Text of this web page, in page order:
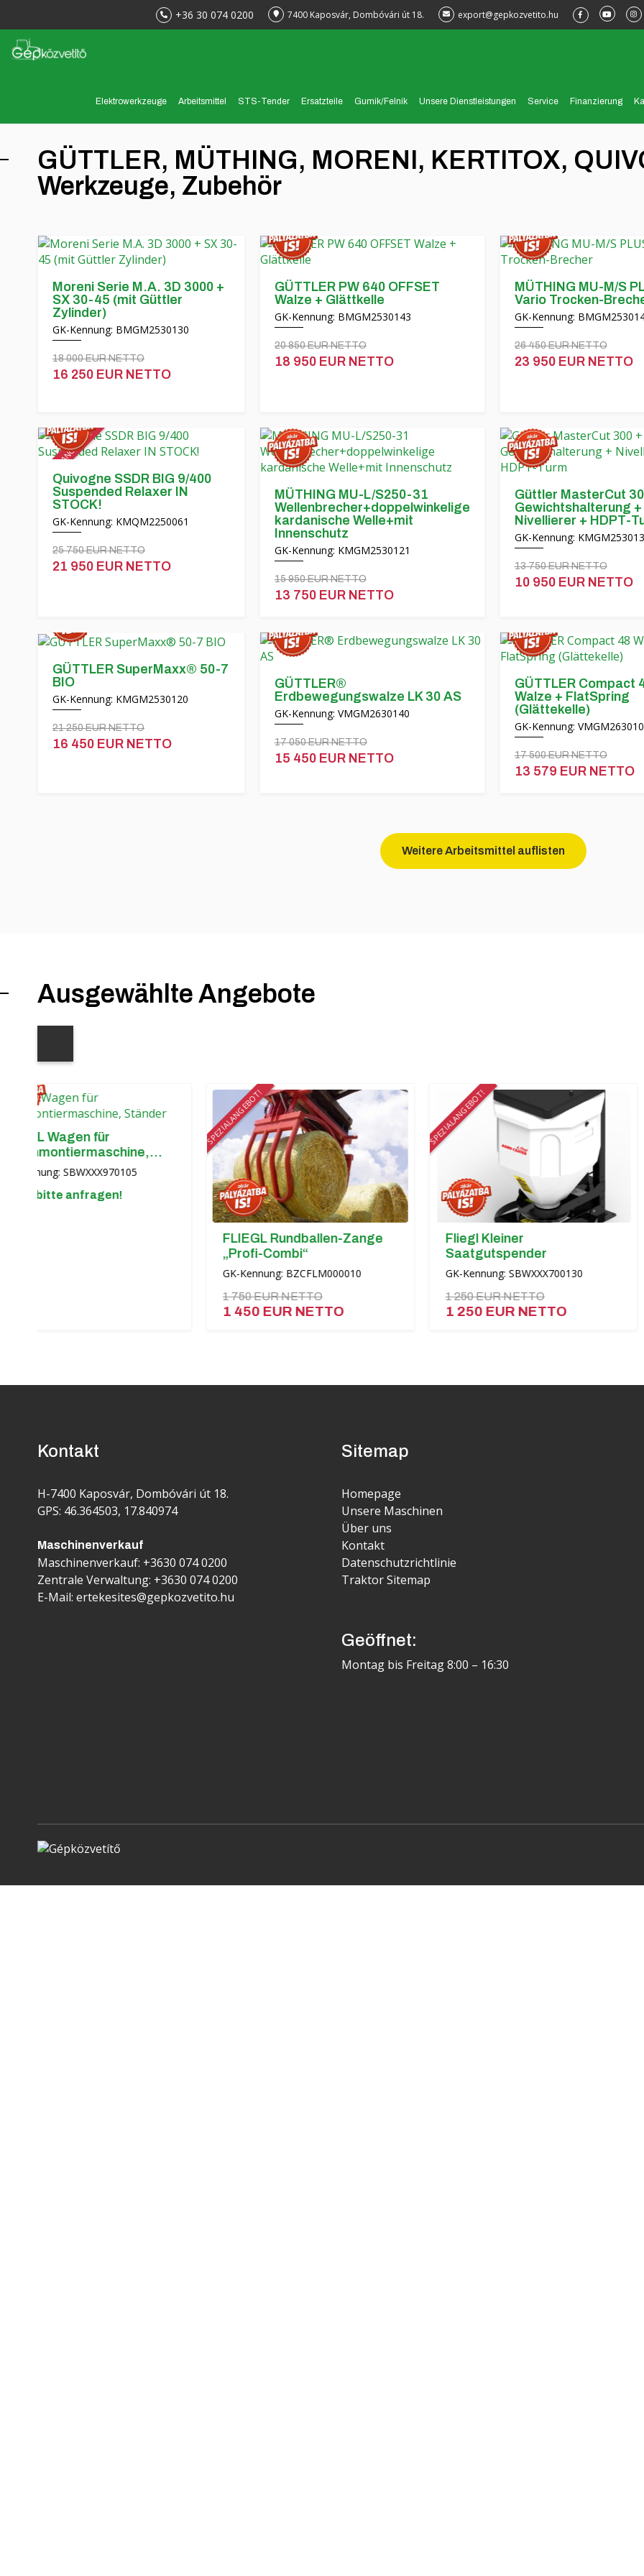
+36 30 074 0200 7400 Kaposvár, Dombóvári út 18. export@gepkozvetito.hu
Elektrowerkzeuge Arbeitsmittel STS-Tender Ersatzteile Gumik/Felnik Unsere Dienstleistungen Service Finanzierung
GÜTTLER, MÜTHING, MORENI, KERTITOX,
Werkzeuge, Zubehör
Moreni Serie M.A. 3D 3000 +
SX 30-45 (mit Güttler
Zylinder)
GK-Kennung: BMGM2530130
18 000 EUR NETTO
16 250 EUR NETTO
GÜTTLER PW 640 OFFSET
Walze + Glättkelle
GK-Kennung: BMGM2530143
20 850 EUR NETTO
18 950 EUR NETTO
MÜTHING MU-M/S
Vario Trocken-
GK-Kennung:
26 450 EUR NETTO
23 950 EUR NETTO
SPEZIALANGEBOT!
Quivogne SSDR BIG 9/400
Suspended Relaxer IN
STOCK!
GK-Kennung: KMQM2250061
25 750 EUR NETTO
21 950 EUR NETTO
MÜTHING MU-L/S250-31
Wellenbrecher+doppelwinkelige
kardanische Welle+mit
Innenschutz
GK-Kennung: KMGM2530121
15 950 EUR NETTO
13 750 EUR NETTO
Güttler MasterCut
Gewichtshalterung +
Nivellierer + HDPT-
GK-Kennung:
13 750 EUR NETTO
10 950 EUR NETTO
GÜTTLER SuperMaxx® 50-7
BIO
GK-Kennung: KMGM2530120
21 250 EUR NETTO
16 450 EUR NETTO
GÜTTLER®
Erdbewegungswalze LK 30 AS
GK-Kennung: VMGM2630140
17 050 EUR NETTO
15 450 EUR NETTO
GÜTTLER Compact
Walze + FlatSpring
(Glättekelle)
GK-Kennung:
17 500 EUR NETTO
13 579 EUR NETTO
Weitere Arbeitsmittel auflisten
Ausgewählte Angebote
für
SBWXXX970105
anfragen!
SPEZIALANGEBOT!
FLIEGL Rundballen-Zange
„Profi-Combi“
GK-Kennung: BZCFLM000010
1 750 EUR NETTO
1 450 EUR NETTO
SPEZIALANGEBOT!
Fliegl Kleiner
Saatgutspender
GK-Kennung: SBWXXX700130
1 250 EUR NETTO
1 250 EUR NETTO
GK-
28
26
Kontakt
H-7400 Kaposvár, Dombóvári út 18.
GPS: 46.364503, 17.840974
Maschinenverkauf
Maschinenverkauf: +3630 074 0200
Zentrale Verwaltung: +3630 074 0200
E-Mail: ertekesites@gepkozvetito.hu
Sitemap
Homepage
Unsere Maschinen
Über uns
Kontakt
Datenschutzrichtlinie
Traktor Sitemap
Geöffnet:
Montag bis Freitag 8:00 – 16:30